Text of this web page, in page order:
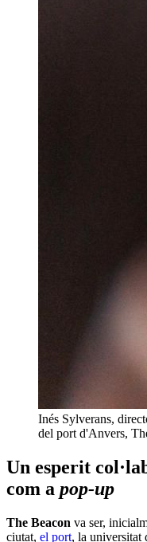
Inés Sylverans,
del port d'Anvers,
Un esperit
com a pop-up
The Beacon va ser,
ciutat, el port, la universitat